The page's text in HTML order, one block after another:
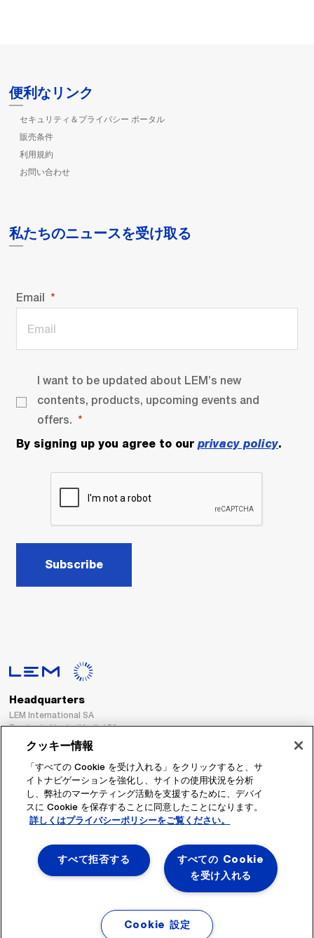
便利なリンク
セキュリティ＆プライバシー ポータル
販売条件
利用規約
お問い合わせ
私たちのニュースを受け取る
Email
I want to be updated about LEM’s new
contents, products, upcoming events and
offers.
By signing up you agree to our privacy policy.
Subscribe
Headquarters
LEM International SA
Route du Nant-d’Avril, 152
1217 Meyrin
Switzerland
Tel. :
+41 22 706 11 11
Fax : +41 22 794 94 78
フォローする
クッキー情報
「すべての Cookie を受け入れる」をクリックすると、サ
イトナビゲーションを強化し、サイトの使用状況を分析
し、弊社のマーケティング活動を支援するために、デバイ
スに Cookie を保存することに同意したことになります。
詳しくはプライバシーポリシーをご覧ください。
すべての Cookie
を受け入れる
すべて拒否する
Cookie 設定